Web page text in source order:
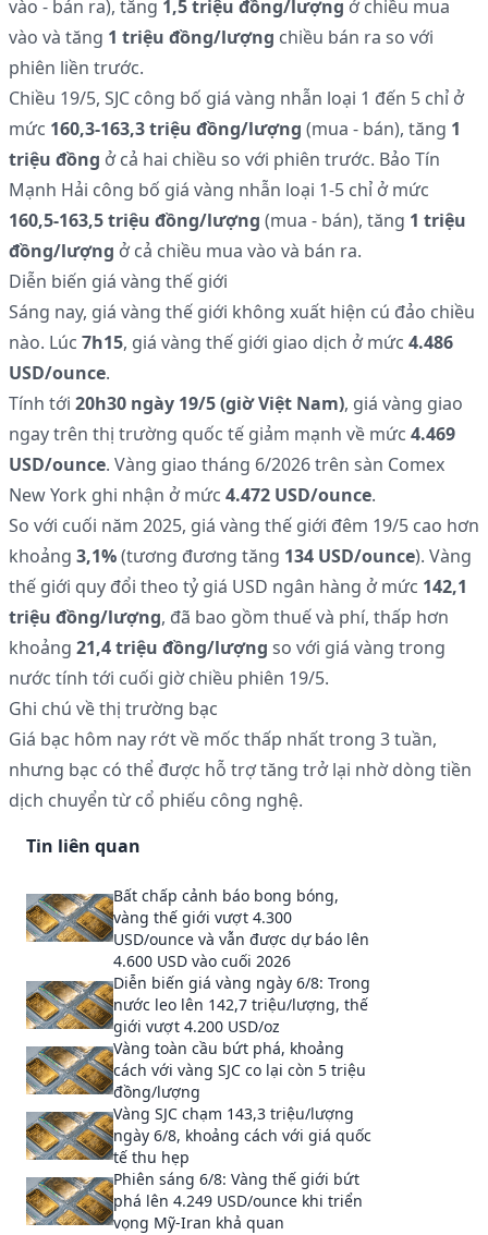
vào - bán ra), tăng 1,5 triệu đồng/lượng ở chiều mua
vào và tăng 1 triệu đồng/lượng chiều bán ra so với
phiên liền trước.
Chiều 19/5, SJC công bố giá vàng nhẫn loại 1 đến 5 chỉ ở
mức 160,3-163,3 triệu đồng/lượng (mua - bán), tăng 1
triệu đồng ở cả hai chiều so với phiên trước. Bảo Tín
Mạnh Hải công bố giá vàng nhẫn loại 1-5 chỉ ở mức
160,5-163,5 triệu đồng/lượng (mua - bán), tăng 1 triệu
đồng/lượng ở cả chiều mua vào và bán ra.
Diễn biến giá vàng thế giới
Sáng nay, giá vàng thế giới không xuất hiện cú đảo chiều
nào. Lúc 7h15, giá vàng thế giới giao dịch ở mức 4.486
USD/ounce.
Tính tới 20h30 ngày 19/5 (giờ Việt Nam), giá vàng giao
ngay trên thị trường quốc tế giảm mạnh về mức 4.469
USD/ounce. Vàng giao tháng 6/2026 trên sàn Comex
New York ghi nhận ở mức 4.472 USD/ounce.
So với cuối năm 2025, giá vàng thế giới đêm 19/5 cao hơn
khoảng 3,1%(tương đương tăng 134 USD/ounce). Vàng
thế giới quy đổi theo tỷ giá USD ngân hàng ở mức 142,1
triệu đồng/lượng, đã bao gồm thuế và phí, thấp hơn
khoảng 21,4 triệu đồng/lượng so với giá vàng trong
nước tính tới cuối giờ chiều phiên 19/5.
Ghi chú về thị trường bạc
Giá bạc hôm nay rớt về mốc thấp nhất trong 3 tuần,
nhưng bạc có thể được hỗ trợ tăng trở lại nhờ dòng tiền
dịch chuyển từ cổ phiếu công nghệ.
Tin liên quan
Bất chấp cảnh báo bong bóng,
vàng thế giới vượt 4.300
USD/ounce và vẫn được dự báo lên
4.600 USD vào cuối 2026
Diễn biến giá vàng ngày 6/8: Trong
nước leo lên 142,7 triệu/lượng, thế
giới vượt 4.200 USD/oz
Vàng toàn cầu bứt phá, khoảng
cách với vàng SJC co lại còn 5 triệu
đồng/lượng
Vàng SJC chạm 143,3 triệu/lượng
ngày 6/8, khoảng cách với giá quốc
tế thu hẹp
Phiên sáng 6/8: Vàng thế giới bứt
phá lên 4.249 USD/ounce khi triển
vọng Mỹ-Iran khả quan